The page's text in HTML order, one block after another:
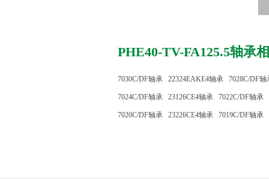
PHE40-TV-FA125.5轴承
7030C/DF轴承 22324EAKE4轴承 7028C/DF轴
7024C/DF轴承 23126CE4轴承 7022C/DF轴承
7020C/DF轴承 23226CE4轴承 7019C/DF轴承